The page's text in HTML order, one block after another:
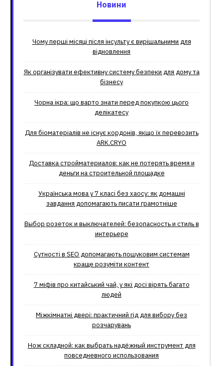
Новини
Чому перші місяці після інсульту є вирішальними для
відновлення
Як організувати ефективну систему безпеки для дому та
бізнесу
Чорна ікра: що варто знати перед покупкою цього
делікатесу
Для біоматеріалів не існує кордонів, якщо їх перевозить
ARK.CRYO
Доставка стройматериалов: как не потерять время и
деньги на строительной площадке
Українська мова у 7 класі без хаосу: як домашні
завдання допомагають писати грамотніше
Выбор розеток и выключателей: безопасность и стиль в
интерьере
Сутності в SEO допомагають пошуковим системам
краще розуміти контент
7 міфів про китайський чай, у які досі вірять багато
людей
Міжкімнатні двері: практичний гід для вибору без
розчарувань
Нож складной: как выбрать надёжный инструмент для
повседневного использования